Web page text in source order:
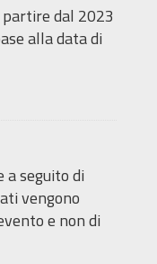
partire dal 2023
alla data di
a seguito di
vengono
e non di